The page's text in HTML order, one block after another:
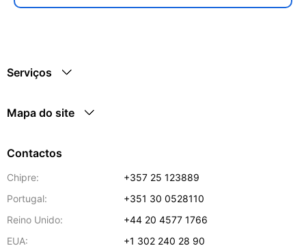
Serviços
Mapa do site
Contactos
Chipre:
+357 25 123889
Portugal:
+351 30 0528110
Reino Unido:
+44 20 4577 1766
EUA:
+1 302 240 28 90